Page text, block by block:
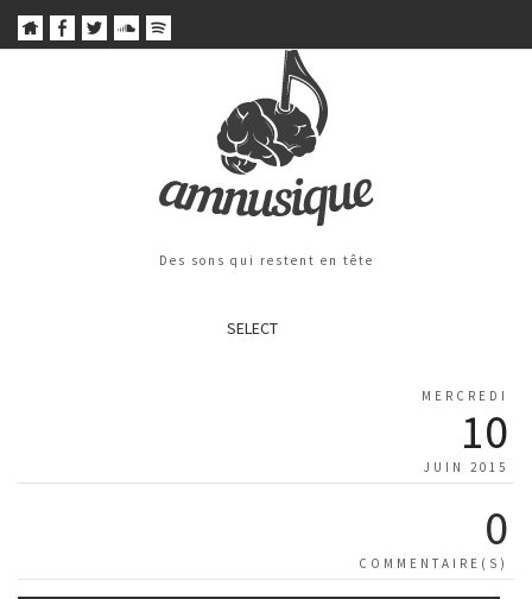
Des sons qui restent en tête
SELECT
MERCREDI
10
JUIN 2015
0
COMMENTAIRE(S)